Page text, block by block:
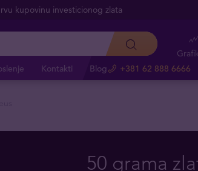
kupovinu investicionog zlata
Kontakti Blog +381 62 888 6666
50 grama